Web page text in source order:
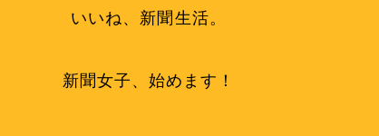
いいね、新聞生活。
新聞女子、始めます！